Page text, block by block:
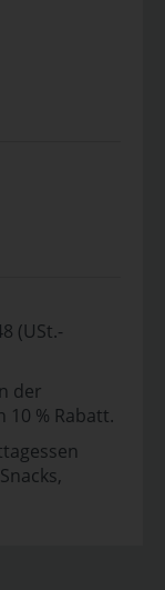
(USt.-
der
10 % Rabatt.